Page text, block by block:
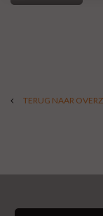
TERUG NAAR